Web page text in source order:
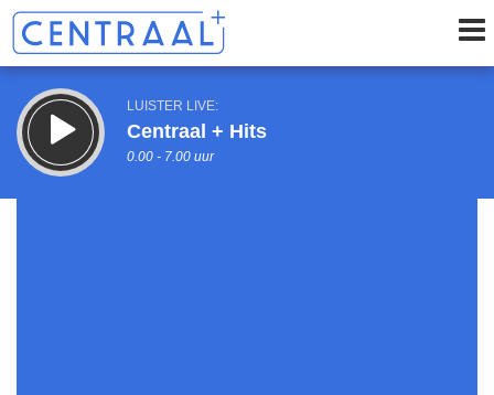
LUISTER LIVE:
Centraal + Hits
0.00 - 7.00 uur